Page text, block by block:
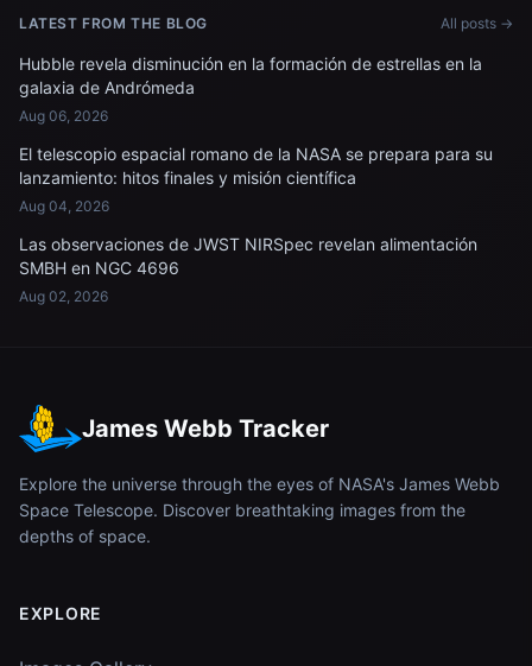
LATEST FROM THE BLOG All posts →
Hubble revela disminución en la formación de estrellas en la
galaxia de Andrómeda
Aug 06, 2026
El telescopio espacial romano de la NASA se prepara para su
lanzamiento: hitos finales y misión científica
Aug 04, 2026
Las observaciones de JWST NIRSpec revelan alimentación
SMBH en NGC 4696
Aug 02, 2026
James Webb Tracker
Explore the universe through the eyes of NASA's James Webb
Space Telescope. Discover breathtaking images from the
depths of space.
EXPLORE